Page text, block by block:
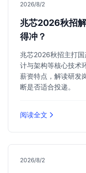
2026/8/2
兆芯2026秋招
得冲？
兆芯2026秋招主打
计与架构等核心技术
薪资特点，解读研发
断是否适合投递。
阅读全文
2026/8/2